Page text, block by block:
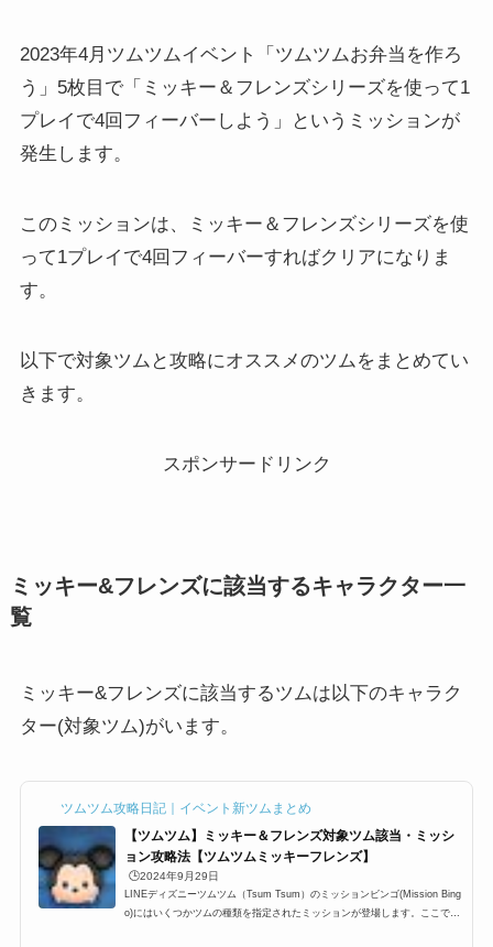
2023年4月ツムツムイベント「ツムツムお弁当を作ろ
う」5枚目で「ミッキー＆フレンズシリーズを使って1
プレイで4回フィーバーしよう」というミッションが
発生します。
このミッションは、ミッキー＆フレンズシリーズを使
って1プレイで4回フィーバーすればクリアになりま
す。
以下で対象ツムと攻略にオススメのツムをまとめてい
きます。
スポンサードリンク
ミッキー&フレンズに該当するキャラクター一
覧
ミッキー&フレンズに該当するツムは以下のキャラク
ター(対象ツム)がいます。
ツムツム攻略日記｜イベント新ツムまとめ
【ツムツム】ミッキー＆フレンズ対象ツム該当・ミッシ
ョン攻略法【ツムツムミッキーフレンズ】
🕒️2024年9月29日
LINEディズニーツムツム（Tsum Tsum）のミッションビンゴ(Mission Bing
o)にはいくつかツムの種類を指定されたミッションが登場します。ここでは